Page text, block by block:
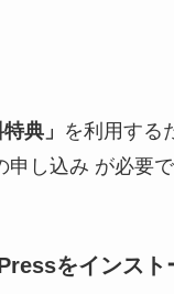
典」
を利用する
し込み が必要で
をインスト